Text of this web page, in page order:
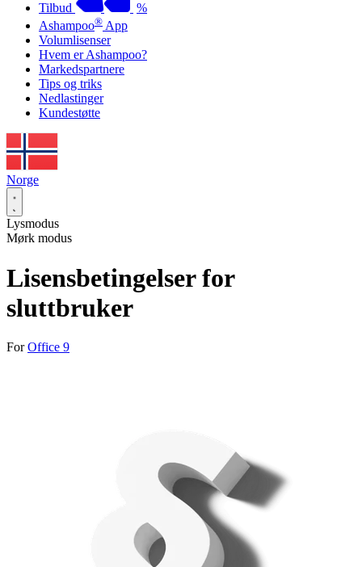
Tilbud
%
Ashampoo® App
Volumlisenser
Hvem er Ashampoo?
Markedspartnere
Tips og triks
Nedlastinger
Kundestøtte
Norge
Lysmodus
Mørk modus
Lisensbetingelser for
sluttbruker
ForOffice 9